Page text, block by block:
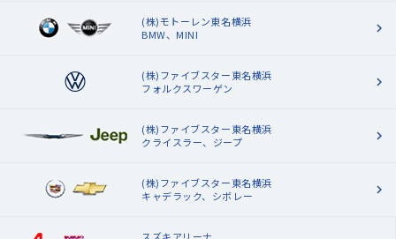
(株)モトーレン東名横浜
BMW、MINI
(株)ファイブスター東名横浜
フォルクスワーゲン
(株)ファイブスター東名横浜
クライスラー、ジープ
(株)ファイブスター東名横浜
キャデラック、シボレー